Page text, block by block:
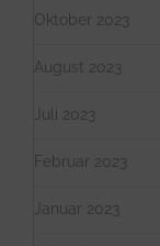
Oktober 2023
August 2023
Juli 2023
Februar 2023
Januar 2023